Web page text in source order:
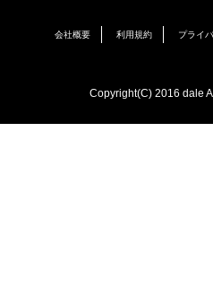
会社概要 利用規約 プライ
Copyright(C) 2016 dale